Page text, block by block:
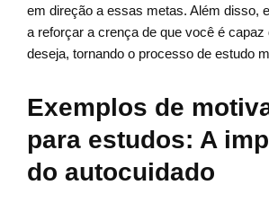
em direção a essas metas. Além disso,
a reforçar a crença de que você é capaz
deseja, tornando o processo de estudo
Exemplos de
para estudos: A
do autocuidado